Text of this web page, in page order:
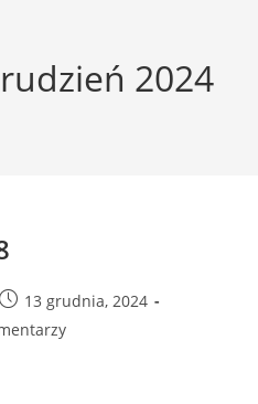
2024
13 grudnia, 2024